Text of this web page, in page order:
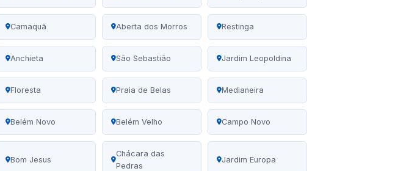
Camaquã Aberta dos Morros Restinga
Anchieta São Sebastião Jardim Leopoldina
Floresta Praia de Belas Medianeira
Belém Novo Belém Velho Campo Novo
Bom Jesus
Chácara das
Pedras
Jardim Europa